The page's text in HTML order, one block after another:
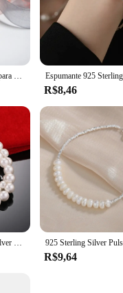
Elastic Shell Pearl pulseira para mulheres, cadeia personalizável, qualidade, vários tamanhos
R$8,46
SHSTONE-925 Sterling Silver Double Freshwater Pearls Chain Bracelet para Mulheres, Acessórios De Casamento, Birthday Party Jewelry, Fashion
R$9,64